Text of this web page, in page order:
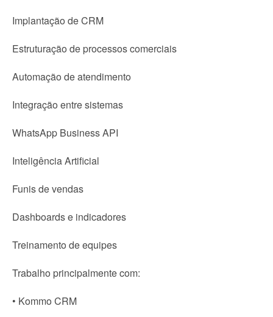
Implantação de CRM
Estruturação de processos comerciais
Automação de atendimento
Integração entre sistemas
WhatsApp Business API
Inteligência Artificial
Funis de vendas
Dashboards e indicadores
Treinamento de equipes
Trabalho principalmente com:
• Kommo CRM